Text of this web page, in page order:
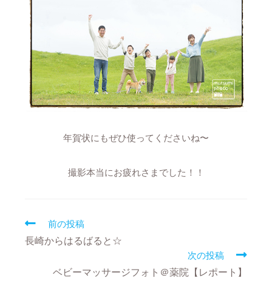
年賀状にもぜひ使ってくださいね〜
撮影本当にお疲れさまでした！！
前の投稿
長崎からはるばると☆
次の投稿
ベビーマッサージフォト＠薬院【レポート】